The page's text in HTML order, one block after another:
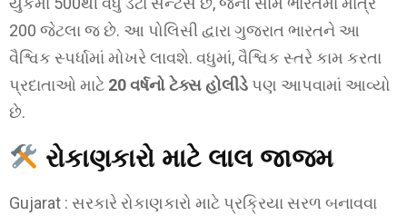
200 જેટલા જ છે. આ પોલિસી દ્વારા ગુજરાત ભારતને આ
વૈશ્વિક સ્પર્ધામાં મોખરે લાવશે. વધુમાં, વૈશ્વિક સ્તરે કામ કરતા
પ્રદાતાઓ માટે 20 વર્ષનો ટેક્સ હોલીડે પણ આપવામાં આવ્યો
છે.
રોકાણકારો માટે લાલ જાજમ
Gujarat : સરકારે રોકાણકારો માટે પ્રક્રિયા સરળ બનાવવા